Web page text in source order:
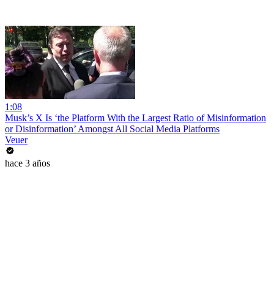
1:08
Musk’s X Is ‘the Platform With the Largest Ratio of Misinformation
or Disinformation’ Amongst All Social Media Platforms
Veuer
hace 3 años